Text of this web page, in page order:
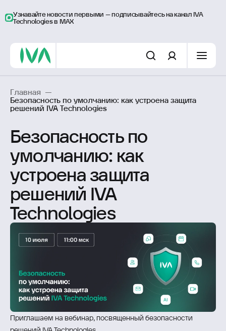
Узнавайте новости первыми – подписывайтесь на канал IVA
Technologies в MAX
Главная
—
Безопасность по умолчанию: как устроена защита
решений IVA Technologies
Безопасность по
умолчанию: как
устроена защита
решений IVA
Technologies
Приглашаем на вебинар, посвященный безопасности